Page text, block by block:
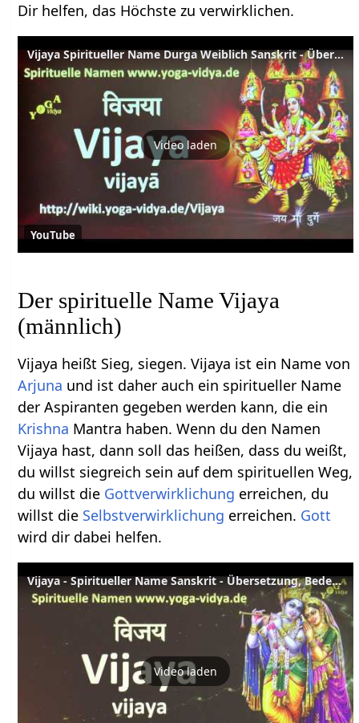
Dir helfen, das Höchste zu verwirklichen.
Vijaya Spiritueller Name Durga Weiblich Sanskrit - Übersetzung, Bedeutung
Video laden
YouTube
Der spirituelle Name Vijaya
(männlich)
Vijaya heißt Sieg, siegen. Vijaya ist ein Name von
Arjuna und ist daher auch ein spiritueller Name
der Aspiranten gegeben werden kann, die ein
Krishna Mantra haben. Wenn du den Namen
Vijaya hast, dann soll das heißen, dass du weißt,
du willst siegreich sein auf dem spirituellen Weg,
du willst die Gottverwirklichung erreichen, du
willst die Selbstverwirklichung erreichen. Gott
wird dir dabei helfen.
Vijaya - Spiritueller Name Sanskrit - Übersetzung, Bedeutung, Erläuterung
Video laden